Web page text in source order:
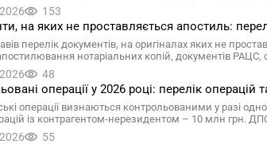
153
на яких не проставляється апостиль:
перелік документів, на оригіналах яких не
нотаріальних копій, документів РАЦС,
48
операції у 2026 році: перелік операцій
операції визнаються контрольованими у разі
із контрагентом-нерезидентом – 10 млн грн. ДПС
55